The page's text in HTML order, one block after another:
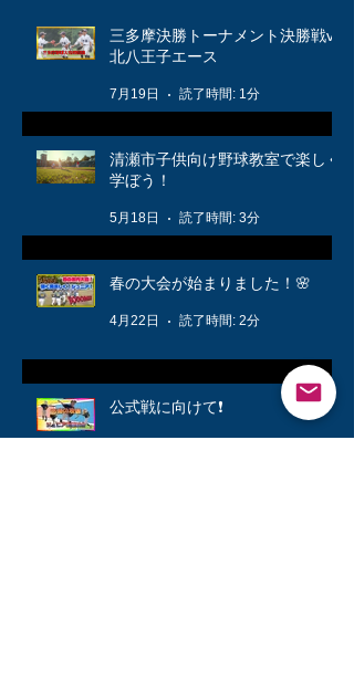
三多摩決勝トーナメント決勝戦vs
北八王子エース
7月19日 読了時間: 1分
清瀬市子供向け野球教室で楽しく
学ぼう！
5月18日 読了時間: 3分
春の大会が始まりました！🌸
4月22日 読了時間: 2分
公式戦に向けて❗️